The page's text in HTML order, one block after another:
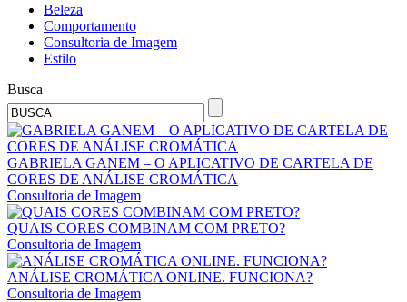
Beleza
Comportamento
Consultoria de Imagem
Estilo
Busca
GABRIELA GANEM – O APLICATIVO DE CARTELA DE
CORES DE ANÁLISE CROMÁTICA
Consultoria de Imagem
QUAIS CORES COMBINAM COM PRETO?
Consultoria de Imagem
ANÁLISE CROMÁTICA ONLINE. FUNCIONA?
Consultoria de Imagem